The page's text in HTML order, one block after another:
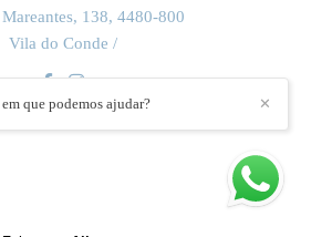
138, 4480-800
Vila do Conde /
✕
que podemos ajudar?